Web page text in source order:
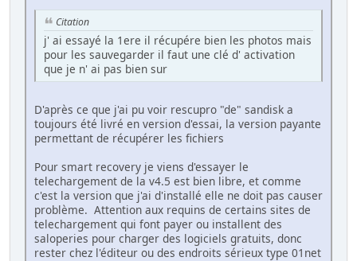
Citation
j' ai essayé la 1ere il récupére bien les photos mais
pour les sauvegarder il faut une clé d' activation
que je n' ai pas bien sur
D'après ce que j'ai pu voir rescupro "de" sandisk a
toujours été livré en version d'essai, la version payante
permettant de récupérer les fichiers
Pour smart recovery je viens d'essayer le
telechargement de la v4.5 est bien libre, et comme
c'est la version que j'ai d'installé elle ne doit pas causer
problème. Attention aux requins de certains sites de
telechargement qui font payer ou installent des
saloperies pour charger des logiciels gratuits, donc
rester chez l'éditeur ou des endroits sérieux type 01net